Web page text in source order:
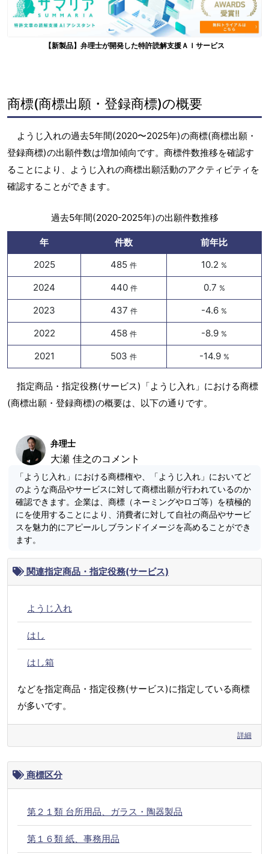
【新製品】弁理士が開発した特許読解支援ＡＩサービス
商標(商標出願・登録商標)の概要
ようじ入れの過去5年間(2020〜2025年)の商標(商標出願・
登録商標)の出願件数は増加傾向です。商標件数推移を確認す
ることにより、ようじ入れの商標出願活動のアクティビティを
確認することができます。
過去5年間(2020-2025年)の出願件数推移
年 件数
前年比
2025
485 件 10.2 %
2024 440 件 0.7 %
2023 437 件 -4.6 %
2022 458 件 -8.9 %
2021 503 件 -14.9 %
指定商品・指定役務(サービス)「ようじ入れ」における商標
(商標出願・登録商標)の概要は、以下の通りです。
弁理士
大瀬 佳之のコメント
「ようじ入れ」における商標権や、「ようじ入れ」においてど
のような商品やサービスに対して商標出願が行われているのか
確認できます。企業は、商標（ネーミングやロゴ等）を積極的
にを使用することにより、消費者に対して自社の商品やサービ
スを魅力的にアピールしブランドイメージを高めることができ
ます。
関連指定商品・指定役務(サービス)
ようじ入れ
はし
はし箱
などを指定商品・指定役務(サービス)に指定している商標
が多いです。
詳細
商標区分
第２１類 台所用品、ガラス・陶器製品
第１６類 紙、事務用品